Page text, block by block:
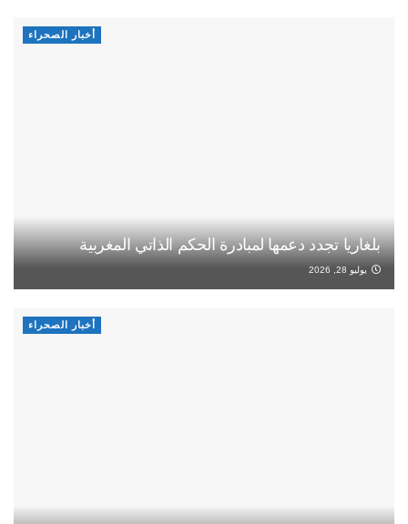
أخبار الصحراء
بلغاريا تجدد دعمها لمبادرة الحكم الذاتي المغربية
يوليو 28, 2026
أخبار الصحراء